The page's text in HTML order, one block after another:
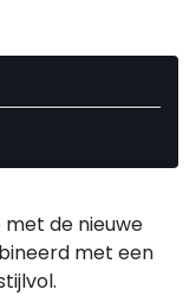
de nieuwe
met een